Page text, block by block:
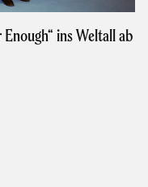
ins Weltall ab